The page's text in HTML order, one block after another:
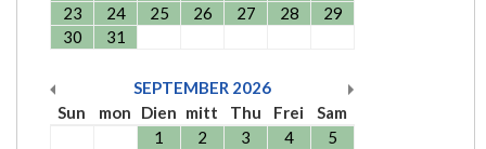
23
24 25 26 27 28
29
30
31
SEPTEMBER 2026
Sun
mon Dien mitt Thu Frei
Sam
1
2 3 4
5